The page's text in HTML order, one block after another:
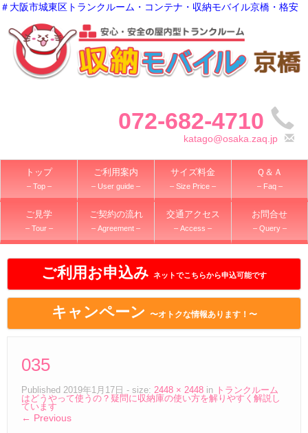
＃大阪市城東区トランクルーム・コンテナ・収納モバイル京橋・格安
072-682-4710
katago@osaka.zaq.jp
トップ
– Top –
ご利用案内
– User guide –
サイズ料金
– Size Price –
Ｑ＆Ａ
– Faq –
ご見学
– Tour –
ご契約の流れ
– Agreement –
交通アクセス
– Access –
お問合せ
– Query –
ご利用お申込み ネットでこちらから申込可能です
キャンペーン 〜オトクな情報あります！〜
035
Published 2019年1月17日 - size: 2448 × 2448 in
トランクルーム
はどうやって使うの？疑問に収納庫の使い方を解りやすく解説し
ています
← Previous